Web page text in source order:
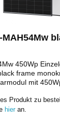
MAH54Mw
450Wp
frame
mit
MC4 Stecker/
Jahre
Produkt zu
hier an.